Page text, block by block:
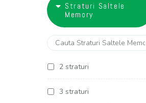
Straturi Saltele
Memory
2 straturi
3 straturi